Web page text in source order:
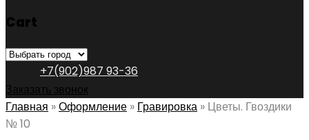
Cart
+7(902)987 93-36
Заказать звонок
Главная »Оформление » Гравировка » Цветы. Гвоздики
№ 10